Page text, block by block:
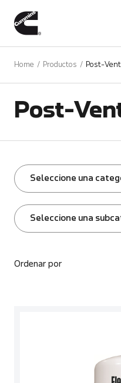
Home Productos Post-
Post-
Seleccione una
Seleccione una
Ordenar por